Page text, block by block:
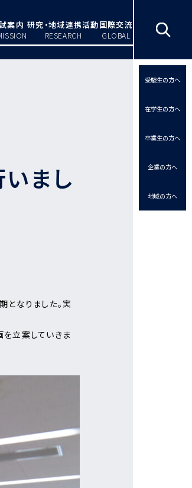
案内 研究・地域連携活動
RESEARCH
国際交流
GLOBAL
受験生の方へ
在学生の方へ
卒業生の方へ
企業の方へ
地域の方へ
まし
となりました。実
立案していきま